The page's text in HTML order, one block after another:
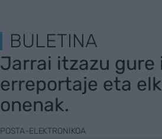
BULETINA
Jarrai itzazu gure
erreportaje eta
onenak.
POSTA-ELEKTRONIKOA